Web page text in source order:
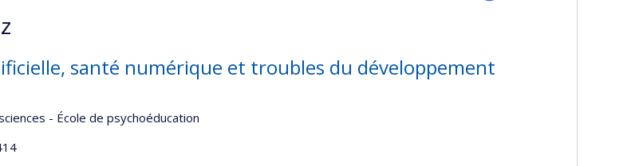
santé numérique et troubles du développement
- École de psychoéducation